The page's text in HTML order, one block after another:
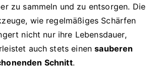
zu sammeln und zu entsorgen. Die
wie regelmäßiges Schärfen
nicht nur ihre Lebensdauer,
auch stets einensauberen
Schnitt.